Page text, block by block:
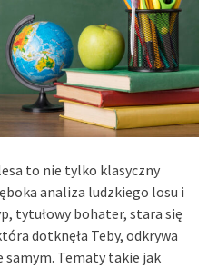
to nie tylko klasyczny
analiza ludzkiego losu i
tytułowy bohater, stara się
dotknęła Teby, odkrywa
samym. Tematy takie jak